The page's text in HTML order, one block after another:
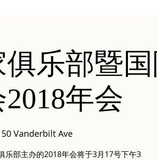
乐部暨
年会
50 Vanderbilt Ave
乐部主办的2018年会将于3月17号下午3